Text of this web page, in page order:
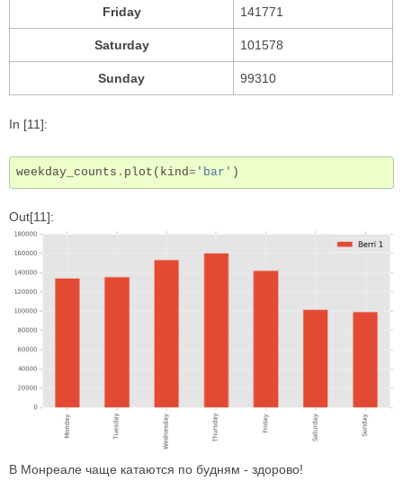
Friday 141771
Saturday 101578
Sunday 99310
In [11]:
weekday_counts . plot ( kind= 'bar' )
Out[11]:
В Монреале чаще катаются по будням - здорово!